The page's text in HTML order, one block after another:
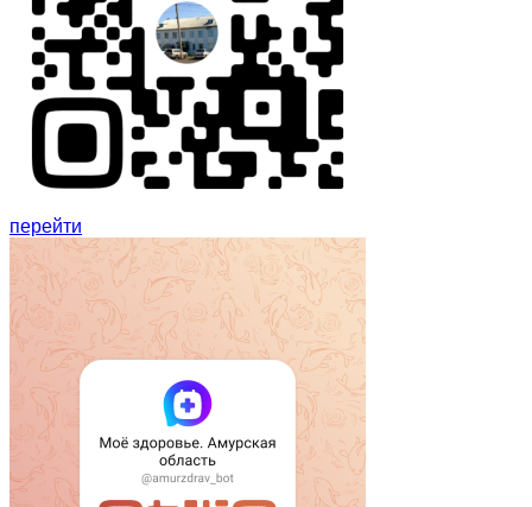
перейти